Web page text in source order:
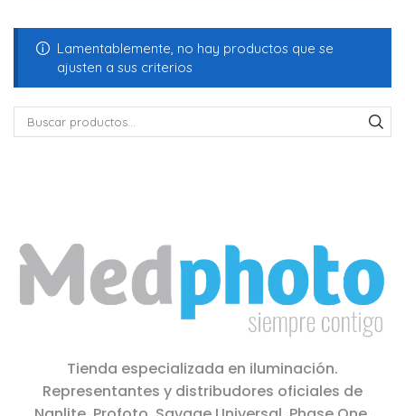
Lamentablemente, no hay productos que se
ajusten a sus criterios
Tienda especializada en iluminación.
Representantes y distribudores oficiales de